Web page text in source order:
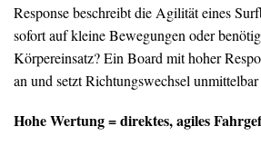
Response beschreibt die Agilität eines
sofort auf kleine Bewegungen oder
Körpereinsatz? Ein Board mit hoher
an und setzt Richtungswechsel
Hohe Wertung = direktes, agiles